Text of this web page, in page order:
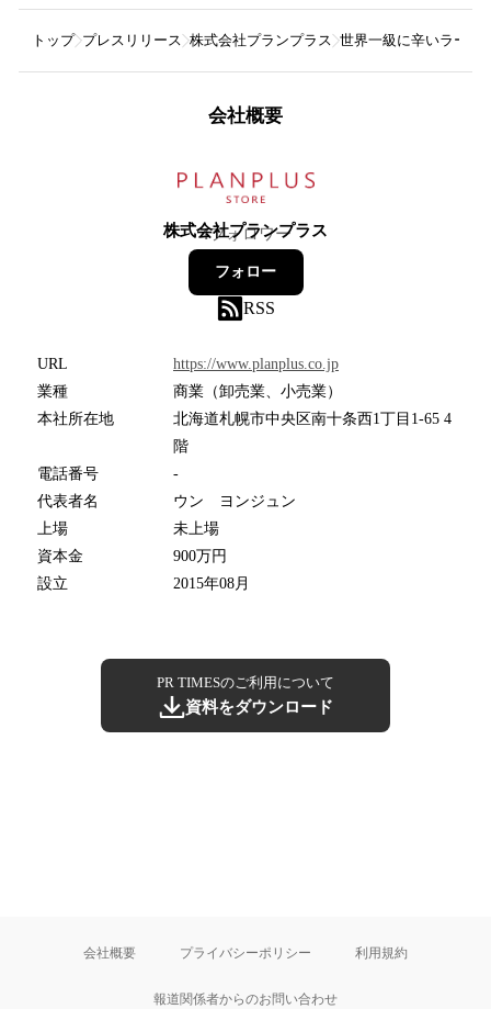
トップ プレスリリース 株式会社プランプラス 世界一級に辛いラーメ
会社概要
株式会社プランプラス
4フォロワー
フォロー
RSS
URL
https://www.planplus.co.jp
業種
商業（卸売業、小売業）
本社所在地
北海道札幌市中央区南十条西1丁目1-65 4
階
電話番号
-
代表者名
ウン ヨンジュン
上場
未上場
資本金
900万円
設立
2015年08月
PR TIMESのご利用について
資料をダウンロード
会社概要 プライバシーポリシー 利用規約
報道関係者からのお問い合わせ